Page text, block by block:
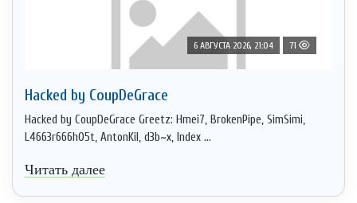
6 АВГУСТА 2026, 21:04 71
Hacked by CoupDeGrace
Hacked by CoupDeGrace Greetz: Hmei7, BrokenPipe, SimSimi,
L4663r666h05t, AntonKil, d3b~x, Index ...
Читать далее